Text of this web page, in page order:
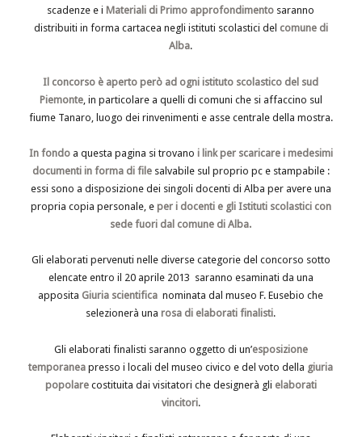
scadenze e i Materiali di Primo approfondimento saranno
distribuiti in forma cartacea negli istituti scolastici del comune di
Alba.
Il concorso è aperto però ad ogni istituto scolastico del sud
Piemonte, in particolare a quelli di comuni che si affaccino sul
fiume Tanaro, luogo dei rinvenimenti e asse centrale della mostra.
In fondoa questa pagina si trovano i link per scaricare i medesimi
documenti in forma di filesalvabile sul proprio pc e stampabile :
essi sono a disposizione dei singoli docenti di Alba per avere una
propria copia personale, eper i docenti e gli Istituti scolastici con
sede fuori dal comune di Alba.
Gli elaborati pervenuti nelle diverse categorie del concorso sotto
elencate entro il 20 aprile 2013 saranno esaminati da una
apposita Giuria scientifica nominata dal museo F. Eusebio che
selezionerà una rosa di elaborati finalisti.
Gli elaborati finalisti saranno oggetto di un’esposizione
temporanea presso i locali del museo civico e del voto della giuria
popolarecostituita dai visitatori che designerà gli elaborati
vincitori.